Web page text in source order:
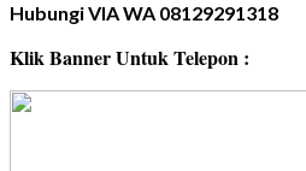
Hubungi VIA WA 08129291318
Klik Banner Untuk Telepon :